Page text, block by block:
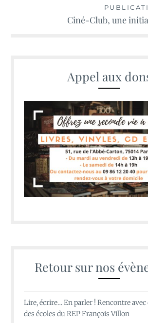
Ciné-Club, une
Appel aux
Retour sur nos
Lire, écrire… En parler ! Rencontre avec
des écoles du REP François Villon